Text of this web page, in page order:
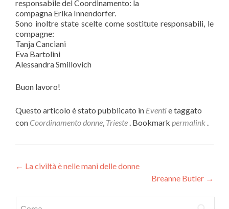
responsabile del Coordinamento: la
compagna Erika Innendorfer.
Sono inoltre state scelte come sostitute responsabili, le
compagne:
Tanja Canciani
Eva Bartolini
Alessandra Smillovich
Buon lavoro!
Questo articolo è stato pubblicato in Eventie taggato
con Coordinamento donne, Trieste . Bookmark permalink .
Navigazione
← La civiltà è nelle mani delle donne
Breanne Butler →